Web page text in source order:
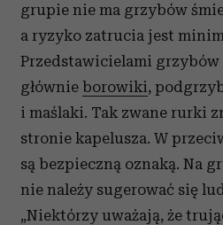
grupie nie ma grzybów
a ryzyko zatrucia jest
Przedstawicielami
głównie borowiki,
i maślaki. Tak zwane rurki
stronie kapelusza. W
są bezpieczną oznaką. Na
nie należy sugerować się
„Niektórzy uważają, że